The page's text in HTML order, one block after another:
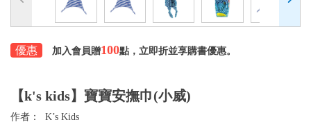
優惠 加入會員贈100點，立即折並享購書優惠。
【k's kids】寶寶安撫巾(小威)
作者：
K’s Kids